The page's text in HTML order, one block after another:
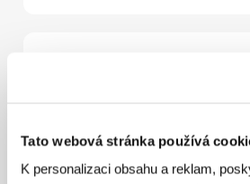
Tato webová stránka používá
K personalizaci obsahu a reklam,